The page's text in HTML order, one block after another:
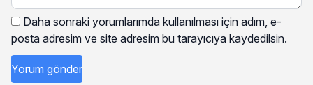
Daha sonraki yorumlarımda kullanılması için adım, e-
posta adresim ve site adresim bu tarayıcıya kaydedilsin.